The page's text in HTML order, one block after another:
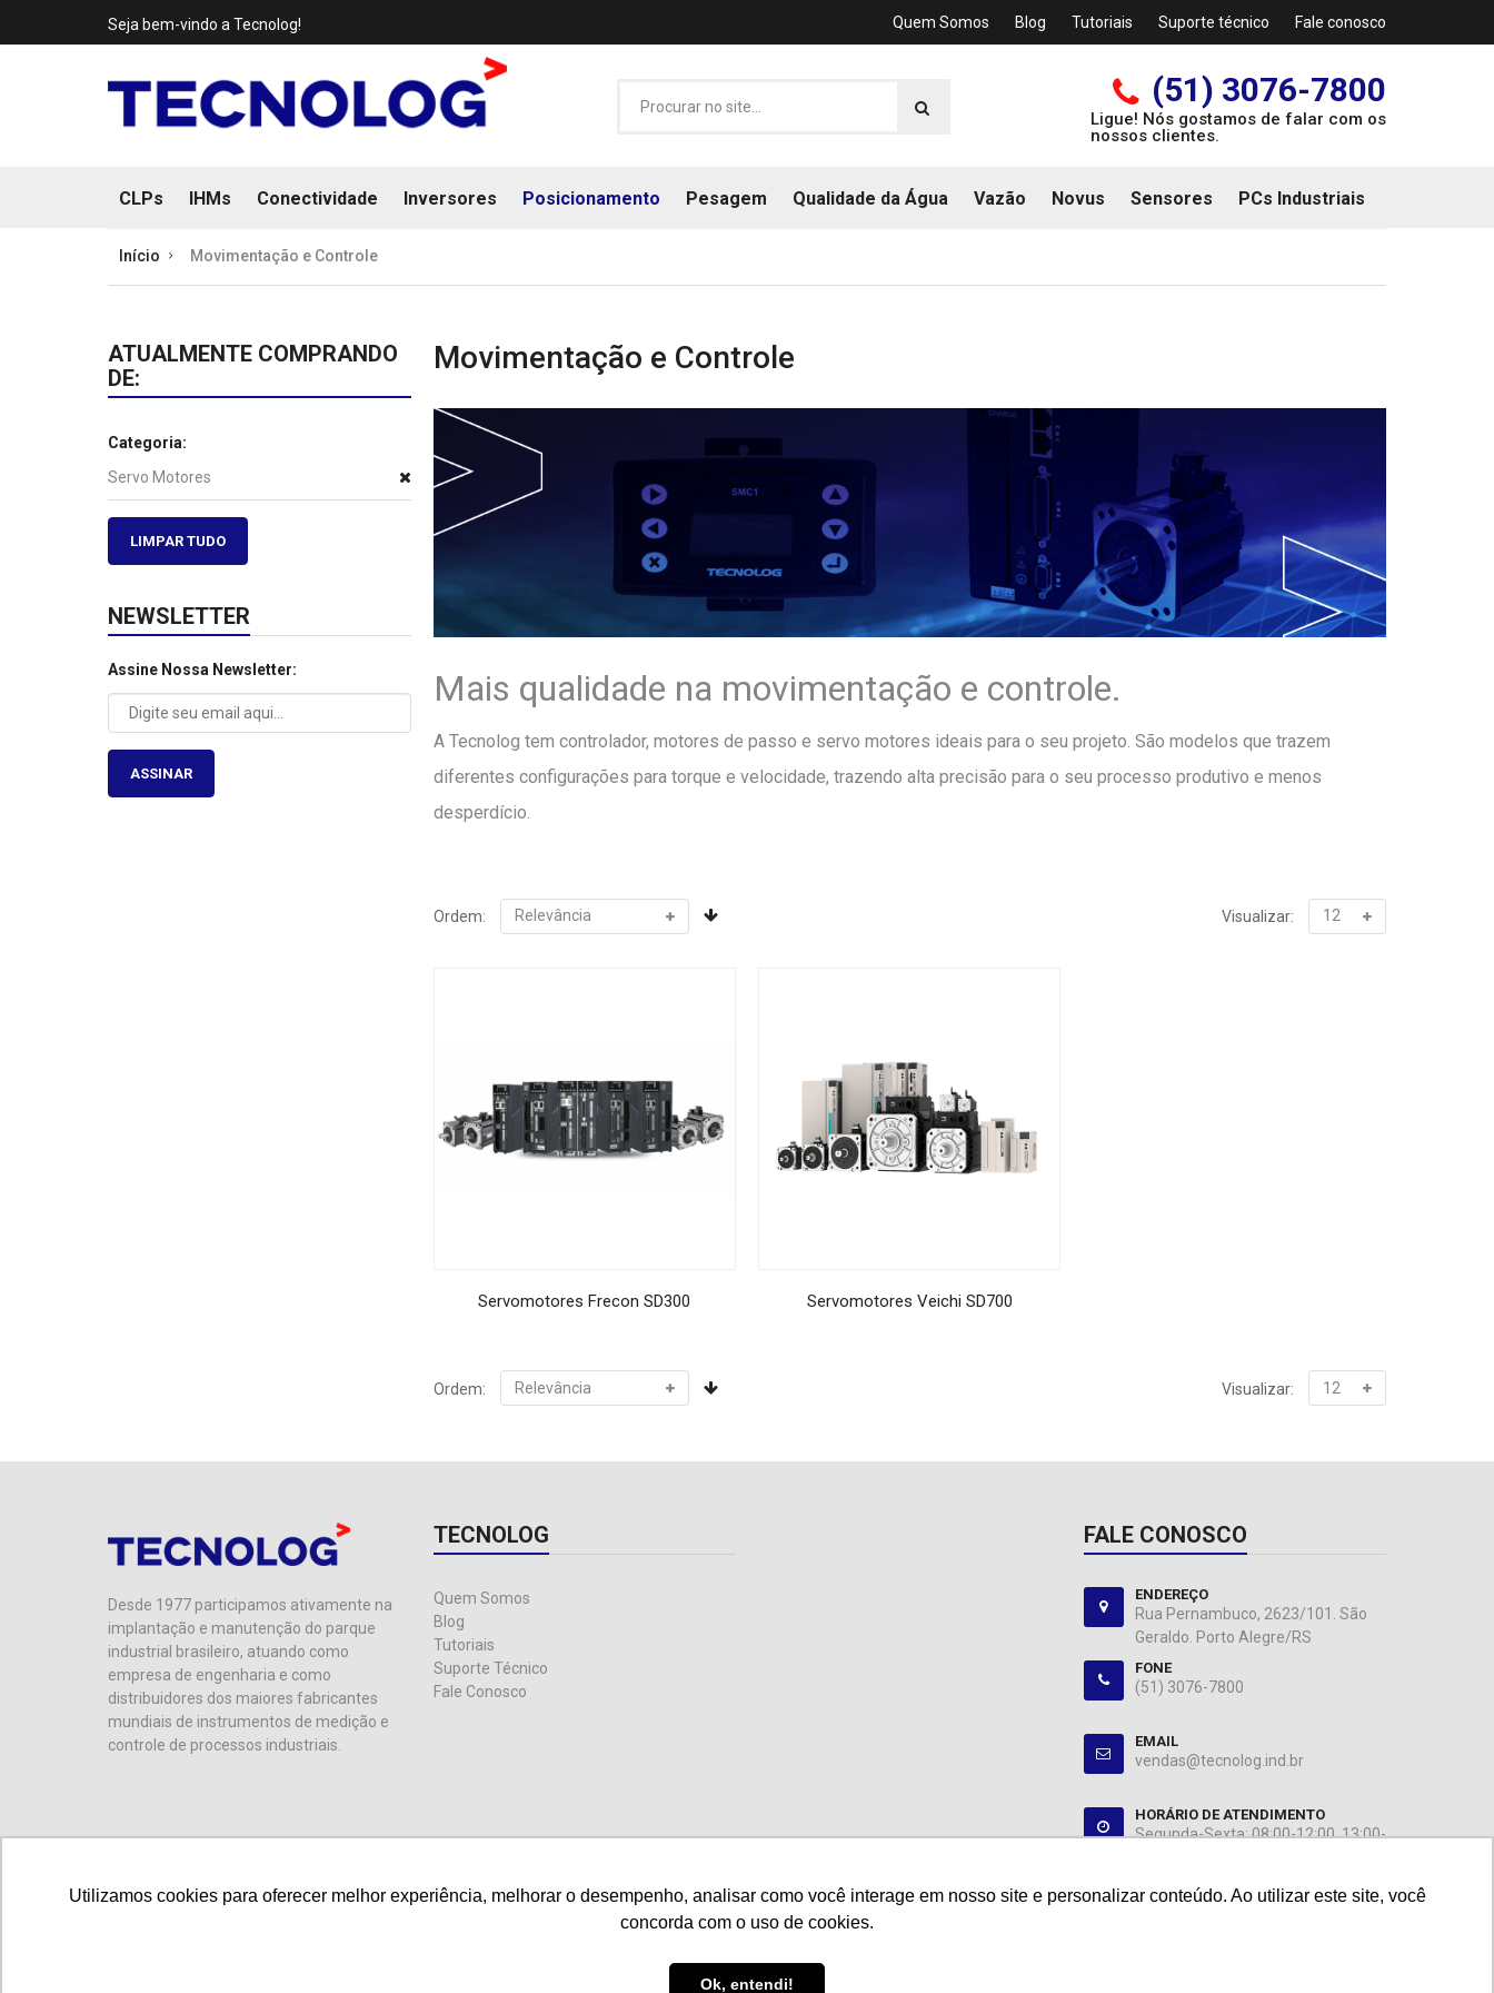
Utilizamos cookies para oferecer melhor experiência, melhorar o desempenho, analisar como você interage em nosso site e personalizar conteúdo. Ao utilizar este site, você
concorda com o uso de cookies.
Ok, entendi!
Utilizamos cookies para oferecer melhor experiência, melhorar o desempenho, analisar como você interage em nosso site e personalizar conteúdo. Ao utilizar este site, você
concorda com o uso de cookies.
Ok, entendi!
Seja bem-vindo a Tecnolog! Quem Somos Blog Tutoriais Suporte técnico Fale conosco
(51) 3076-7800
Ligue! Nós gostamos de falar com os
nossos clientes.
CLPs IHMs Conectividade Inversores Posicionamento Pesagem Qualidade da Água Vazão Novus Sensores PCs Industriais
Início Movimentação e Controle
ATUALMENTE COMPRANDO
DE:
Categoria:
Servo Motores
LIMPAR TUDO
NEWSLETTER
Assine Nossa Newsletter:
ASSINAR
Movimentação e Controle
Mais qualidade na movimentação e controle.
A Tecnolog tem controlador, motores de passo e servo motores ideais para o seu projeto. São modelos que trazem
diferentes configurações para torque e velocidade, trazendo alta precisão para o seu processo produtivo e menos
desperdício.
Ordem: Visualizar:
Servomotores Frecon SD300 Servomotores Veichi SD700
Ordem: Visualizar:
Desde 1977 participamos ativamente na
implantação e manutenção do parque
industrial brasileiro, atuando como
empresa de engenharia e como
distribuidores dos maiores fabricantes
mundiais de instrumentos de medição e
controle de processos industriais.
TECNOLOG
Quem Somos
Blog
Tutoriais
Suporte Técnico
Fale Conosco
FALE CONOSCO
ENDEREÇO
Rua Pernambuco, 2623/101. São
Geraldo. Porto Alegre/RS
FONE
(51) 3076-7800
EMAIL
vendas@tecnolog.ind.br
HORÁRIO DE ATENDIMENTO
Segunda-Sexta: 08:00-12:00, 13:00-